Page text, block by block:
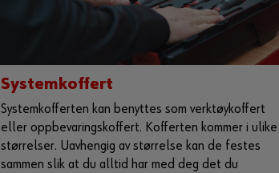
Systemkoffert
Systemkofferten kan benyttes som verktøykoffert
eller oppbevaringskoffert. Kofferten kommer i ulike
størrelser. Uavhengig av størrelse kan de festes
sammen slik at du alltid har med deg det du